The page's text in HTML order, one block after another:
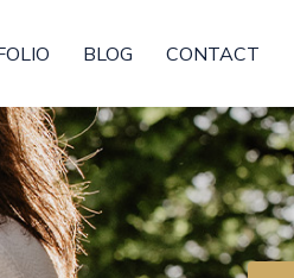
BLOG CONTACT